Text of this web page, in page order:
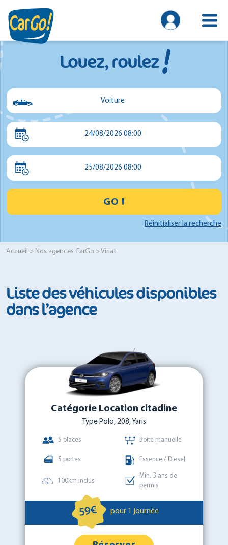
Louez, roulez!
Voiture
Voiture
24/08/2026 08:00
25/08/2026 08:00
GO !
Réinitialiser la recherche
Accueil > Nos agences CarGo > Viriat
Liste des véhicules disponibles
dans l’agence
Catégorie Location citadine
Type Polo, 208, Yaris
5 places Boîte manuelle
5 portes Essence / Diesel
100km inclus
Min. 3 ans de
permis
59€ pour 1 journée